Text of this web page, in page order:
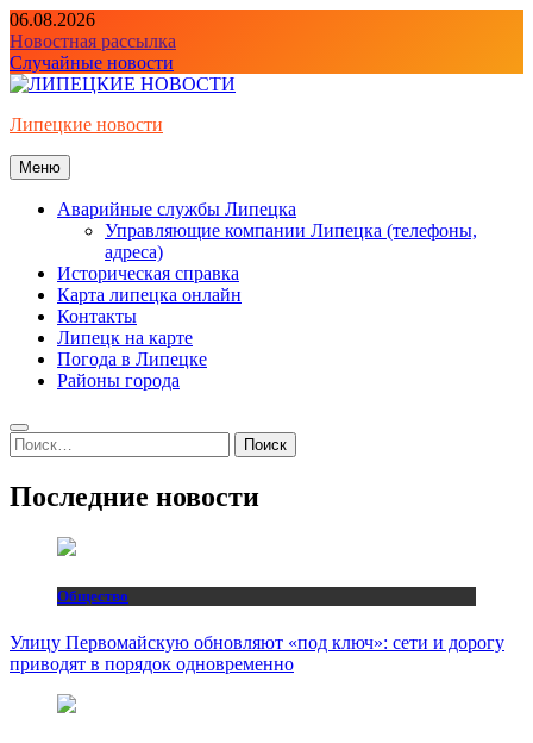
Перейти
к
содержимому
06.08.2026
Новостная рассылка
Случайные новости
Липецкие новости
Меню
Аварийные службы Липецка
Управляющие компании Липецка (телефоны,
адреса)
Историческая справка
Карта липецка онлайн
Контакты
Липецк на карте
Погода в Липецке
Районы города
Найти:
Последние новости
Общество
Улицу Первомайскую обновляют «под ключ»: сети и дорогу
приводят в порядок одновременно